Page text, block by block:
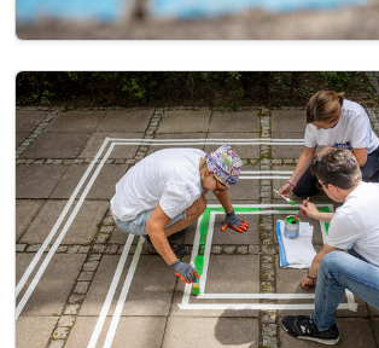
Image